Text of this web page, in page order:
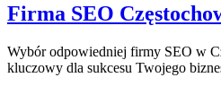
Firma SEO
Wybór odpowiedniej firmy SEO w
kluczowy dla sukcesu Twojego